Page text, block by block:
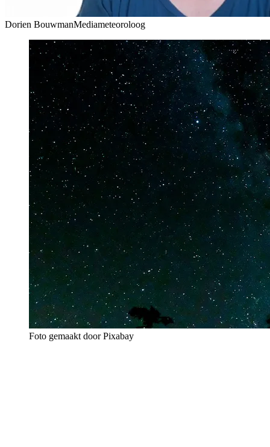
Dorien BouwmanMediameteoroloog
Foto gemaakt door Pixabay